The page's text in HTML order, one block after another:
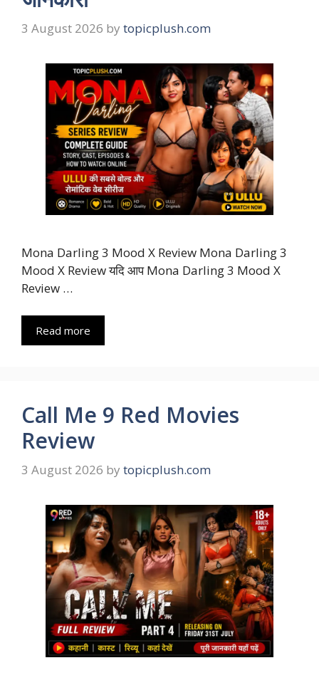
3 August 2026 by topicplush.com
Mona Darling 3 Mood X Review Mona Darling 3
Mood X Review यदि आप Mona Darling 3 Mood X
Review …
Read more
Call Me 9 Red Movies
Review
3 August 2026 by topicplush.com